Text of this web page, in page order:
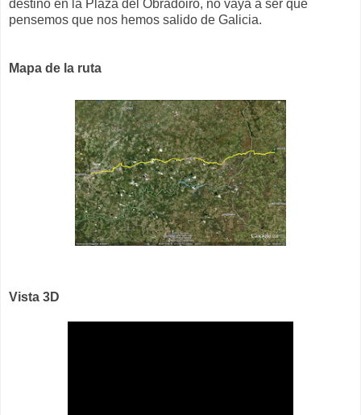
destino en la Plaza del Obradoiro, no vaya a ser que
pensemos que nos hemos salido de Galicia.
Mapa de la ruta
Vista 3D